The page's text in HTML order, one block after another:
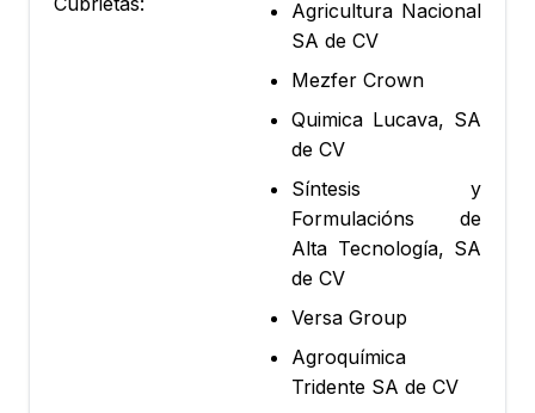
Agricultura Nacional
SA de CV
Mezfer Crown
Quimica Lucava, SA
de CV
Síntesis y
Formulacións de
Alta Tecnología, SA
de CV
Versa Group
Agroquímica
Tridente SA de CV